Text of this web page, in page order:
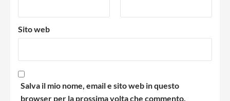
Sito web
Salva il mio nome, email e sito web in questo
browser per la prossima volta che commento.